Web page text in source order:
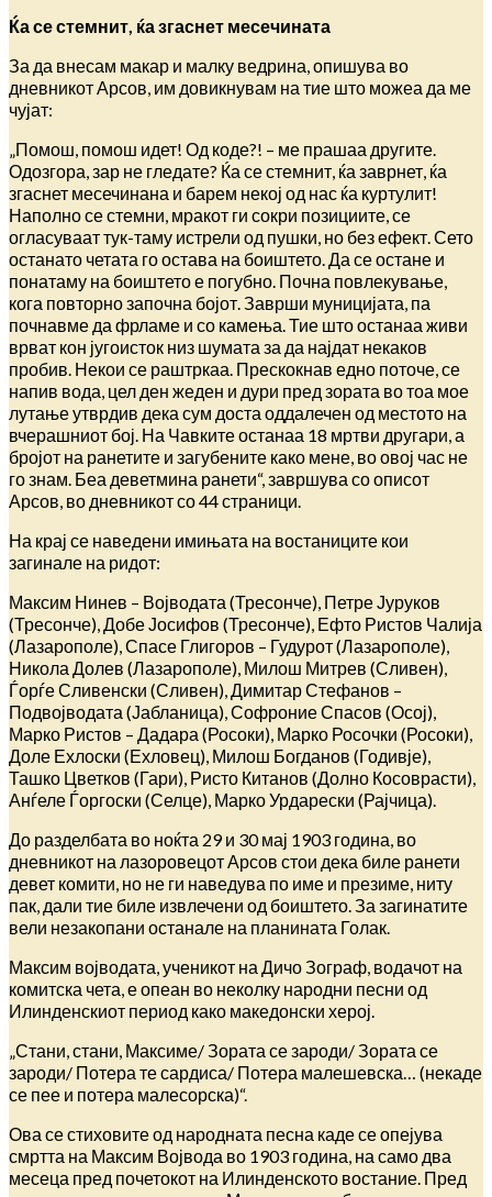
Ќа се стемнит, ќа згаснет месечината
За да внесам макар и малку ведрина, опишува во
дневникот Арсов, им довикнувам на тие што можеа да ме
чујат:
„Помош, помош идет! Од коде?! – ме прашаа другите.
Одозгора, зар не гледате? Ќа се стемнит, ќа заврнет, ќа
згаснет месечинана и барем некој од нас ќа куртулит!
Наполно се стемни, мракот ги сокри позициите, се
огласуваат тук-таму истрели од пушки, но без ефект. Сето
останато четата го остава на боиштето. Да се остане и
понатаму на боиштето е погубно. Почна повлекување,
кога повторно започна бојот. Заврши муницијата, па
почнавме да фрламе и со камења. Тие што останаа живи
врват кон југоисток низ шумата за да најдат некаков
пробив. Некои се раштркаа. Прескокнав едно поточе, се
напив вода, цел ден жеден и дури пред зората во тоа мое
лутање утврдив дека сум доста оддалечен од местото на
вчерашниот бој. На Чавките останаа 18 мртви другари, а
бројот на ранетите и загубените како мене, во овој час не
го знам. Беа деветмина ранети“, завршува со описот
Арсов, во дневникот со 44 страници.
На крај се наведени имињата на востаниците кои
загинале на ридот:
Максим Нинев – Војводата (Тресонче), Петре Јуруков
(Тресонче), Добе Јосифов (Тресонче), Ефто Ристов Чалија
(Лазарополе), Спасе Глигоров – Гудурот (Лазарополе),
Никола Долев (Лазарополе), Милош Митрев (Сливен),
Ѓорѓе Сливенски (Сливен), Димитар Стефанов –
Подвојводата (Јабланица), Софроние Спасов (Осој),
Марко Ристов – Дадара (Росоки), Марко Росочки (Росоки),
Доле Ехлоски (Ехловец), Милош Богданов (Годивје),
Ташко Цветков (Гари), Ристо Китанов (Долно Косоврасти),
Анѓеле Ѓоргоски (Селце), Марко Урдарески (Рајчица).
До разделбата во ноќта 29 и 30 мај 1903 година, во
дневникот на лазоровецот Арсов стои дека биле ранети
девет комити, но не ги наведува по име и презиме, ниту
пак, дали тие биле извлечени од боиштето. За загинатите
вели незакопани останале на планината Голак.
Максим војводата, ученикот на Дичо Зограф, водачот на
комитска чета, е опеан во неколку народни песни од
Илинденскиот период како македонски херој.
„Стани, стани, Максиме/ Зората се зароди/ Зората се
зароди/ Потера те сардиса/ Потера малешевска… (некаде
се пее и потера малесорска)“.
Ова се стиховите од народната песна каде се опејува
смртта на Максим Војвода во 1903 година, на само два
месеца пред почетокот на Илинденското востание. Пред